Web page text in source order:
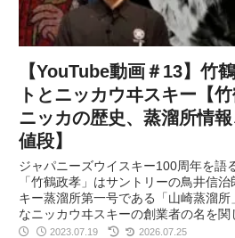
【YouTube動画＃13】竹
トとニッカウヰスキー【
ニッカの歴史、蒸溜所情
値段】
ジャパニーズウイスキー100周年を語
「竹鶴政孝」はサントリーの鳥井信
キー蒸溜所第一号である「山崎蒸溜
なニッカウヰスキーの創業者の名を
味、香り、魅力、ニッカウヰスキーの
2023.07.19 2026.07.25